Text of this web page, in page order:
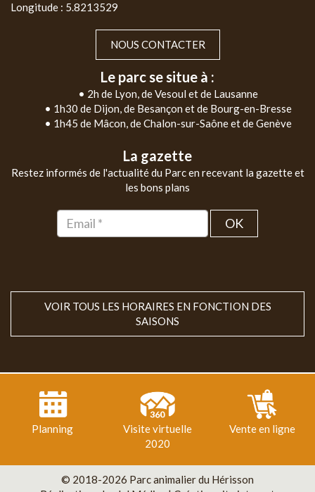
Longitude : 5.8213529
NOUS CONTACTER
Le parc se situe à :
• 2h de Lyon, de Vesoul et de Lausanne
• 1h30 de Dijon, de Besançon et de Bourg-en-Bresse
• 1h45 de Mâcon, de Chalon-sur-Saône et de Genève
La gazette
Restez informés de l'actualité du Parc en recevant la gazette et
les bons plans
OK
VOIR TOUS LES HORAIRES EN FONCTION DES
SAISONS
Planning
Visite virtuelle
2020
Vente en ligne
© 2018-2026 Parc animalier du Hérisson